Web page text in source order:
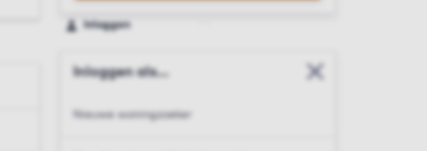
Inloggen
Inloggen als...
Sluit modal
Nieuwe woningzoeker